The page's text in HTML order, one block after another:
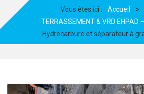
Vous êtes ici : Accueil >
TERRASSEMENT & VRD EHPAD
Hydrocarbure et séparateur à